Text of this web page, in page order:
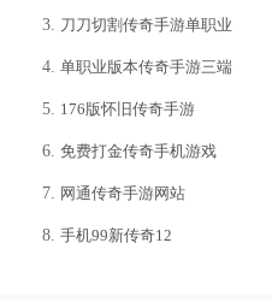
刀刀切割传奇手游单职业
单职业版本传奇手游三端
176版怀旧传奇手游
免费打金传奇手机游戏
网通传奇手游网站
手机99新传奇12